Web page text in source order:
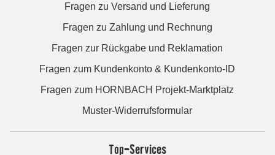
Fragen zu Versand und Lieferung
Fragen zu Zahlung und Rechnung
Fragen zur Rückgabe und Reklamation
Fragen zum Kundenkonto & Kundenkonto-ID
Fragen zum HORNBACH Projekt-Marktplatz
Muster-Widerrufsformular
Top-Services